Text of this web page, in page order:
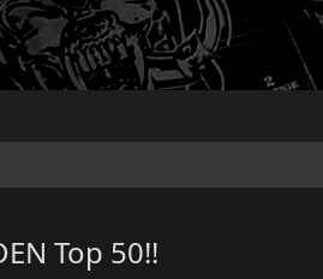
Top 50!!